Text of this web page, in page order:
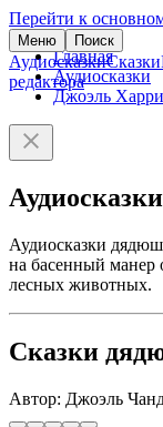
Перейти к
Меню Поиск
АудиосказкиСказки
редактора
Главная
Аудиосказки
Джоэль
Аудиосказки
на басенный манер
лесных животных.
Сказки
Автор: Джоэль